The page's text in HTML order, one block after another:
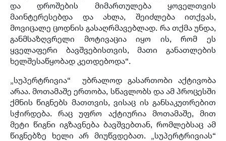
და დროშების მიმართულება ყოველთვის
მაინტერესებდა და ახლა, შეიძლება ითქვას,
მოვიცალე ცოდნის გასაღრმავებლად. რა თქმა უნდა,
განმსაზღვრელი მოტივაცია იყო ის,რომ ეს
ყველაფერი ბავშვებისთვის,მათი განათლების
ხელშესაწყობად კეთდებოდა“.
„სუპერტრივია“ უბრალოდ გასართობი აქტივობა
არაა.მოთამაშე ერთობა, სწავლობს და ამ პროცესში
ქმნის წიგნებს მათთვის,ვისაც ის განსაკუთრებით
სჭირდება.რაც უფრო აქტიურია მოთამაშე,მით
მეტი წიგნი იგზავნება ბავშვებთან, რომლებსაც ამ
წიგნებზე ხელი არ მიუწვდებათ. „სუპერტრივიას“